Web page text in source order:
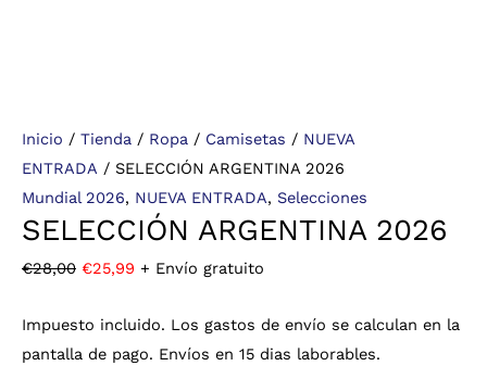
Inicio / Tienda / Ropa / Camisetas / NUEVA
ENTRADA / SELECCIÓN ARGENTINA 2026
Mundial 2026, NUEVA ENTRADA, Selecciones
SELECCIÓN ARGENTINA 2026
€28,00 €25,99 + Envío gratuito
Impuesto incluido. Los gastos de envío se calculan en la
pantalla de pago. Envíos en 15 dias laborables.